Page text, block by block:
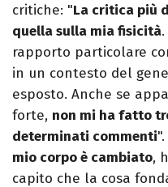
critiche: "La critica più
quella sulla mia fisicità
rapporto particolare
in un contesto del
esposto. Anche se
forte, non mi ha fatto
determinati commenti
mio corpo è cambiato,
capito che la cosa